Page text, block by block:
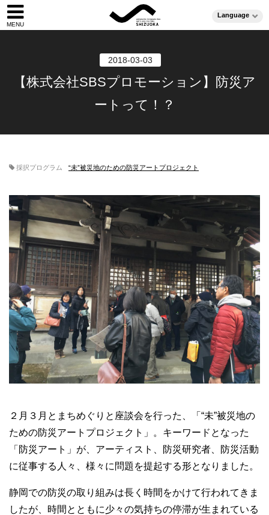
Language
2018-03-03
【株式会社SBSプロモーション】防災ア
ートって！？
採択プログラム “未”被災地のための防災アートプロジェクト
２月３月とまちめぐりと座談会を行った、「“未”被災地の
ための防災アートプロジェクト」。キーワードとなった
「防災アート」が、アーティスト、防災研究者、防災活動
に従事する人々、様々に問題を提起する形となりました。
静岡での防災の取り組みは長く時間をかけて行われてきま
したが、時間とともに少々の気持ちの停滞が生まれている